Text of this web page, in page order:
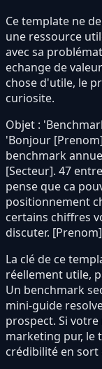
Ce template ne
une ressource
avec sa
echange de
chose d'utile, le
curiosite.
Objet :
'Bonjour
benchmark
[Secteur]. 47
pense que ca
positionnement
certains chiffres
discuter.
La clé de ce
réellement utile,
Un benchmark
mini-guide
prospect. Si
marketing pur, le
crédibilité en sort